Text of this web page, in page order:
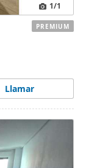
1/1
Llamar
PREMIUM